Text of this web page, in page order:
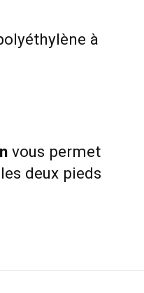
à
vous permet
deux pieds